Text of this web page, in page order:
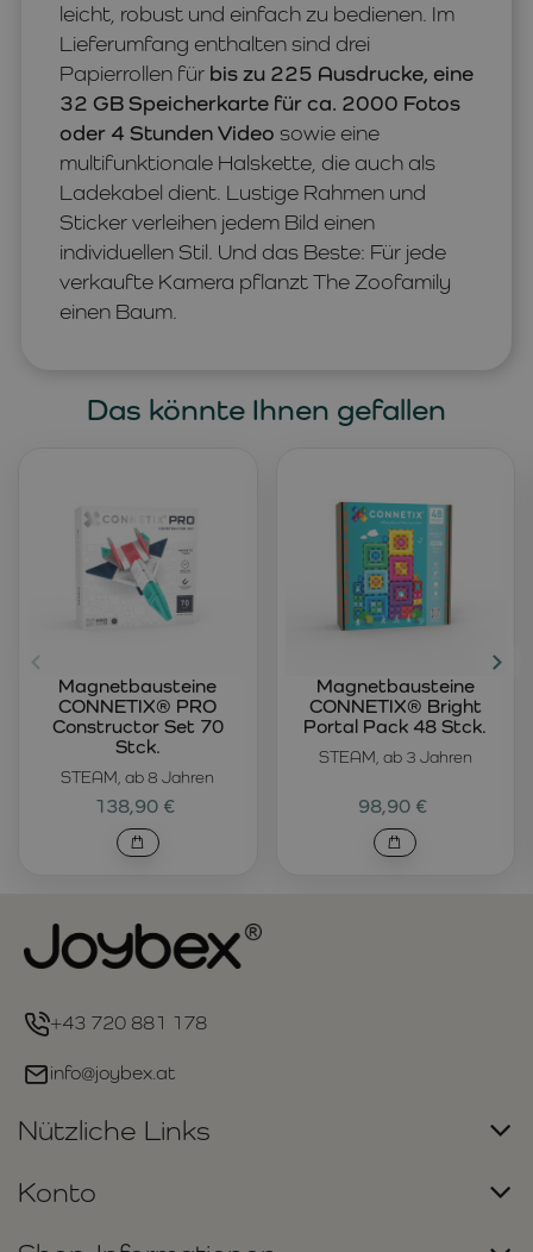
leicht, robust und einfach zu bedienen. Im
Lieferumfang enthalten sind drei
Papierrollen für bis zu 225 Ausdrucke, eine
32 GB Speicherkarte für ca. 2000 Fotos
oder 4 Stunden Video sowie eine
multifunktionale Halskette, die auch als
Ladekabel dient. Lustige Rahmen und
Sticker verleihen jedem Bild einen
individuellen Stil. Und das Beste: Für jede
verkaufte Kamera pflanzt The Zoofamily
einen Baum.
Das könnte Ihnen gefallen
STEAM, ab 8 Jahren
Magnetbausteine
CONNETIX® PRO
Constructor Set 70
Stck.
138,90 €
STEAM, ab 3 Jahren
Magnetbausteine
CONNETIX® Bright
Portal Pack 48 Stck.
98,90 €
+43 720 881 178
info@joybex.at
Nützliche Links
Konto